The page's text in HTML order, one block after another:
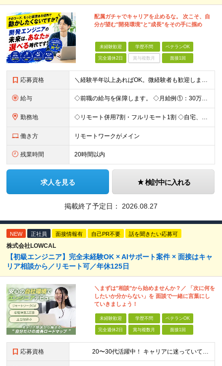
配属ガチャでキャリアを止めるな。 次こそ、自
分が望む"開発環境"と"成長"をその手に掴め
未経験歓迎 学歴不問 ベテランOK
完全週休2日 賞与複数月 面接1回
応募資格 ＼経験半年以上あればOK。微経験者も歓迎します！／ ■何かしらの開発経験がある方（言語・領域・工程不問） ■学歴不問・第二新卒歓迎 ■社会人歴10年以上の方も歓迎 ＼経験が浅い方もぜひご応募を！／
給与 ◇前職の給与を保障します。 ◇月給例①：30万～ ※経験1年程度を目安 ◇月給例②：41万～ ※経験3年程度を目安 ※試用期間6か月（給与・待遇の変動はありません。） ＼昇給について／ 案件単価の
勤務地 ◇リモート併用7割・フルリモート1割 ◇自宅、または案件先（東京23区がメイン・埼玉・神奈川・千葉・愛知県にもあり） ＼管理がなく自由な環境／ 日報はもちろん、帰社日の強制も一切なし！ 自分らしく働
働き方 リモートワークがメイン
残業時間 20時間以内
求人を見る 検討中に入れる
掲載終了予定日： 2026.08.27
NEW 正社員 面接情報有 自己PR不要 話を聞きたい応募可
株式会社LOWCAL
【初級エンジニア】完全未経験OK × AIサポート案件 × 面接はキャ
リア相談から／リモート可／年休125日
＼まずは"相談"から始めませんか？／ 「次に何を
したいか分からない」を 面談で一緒に言葉にし
ていきましょう！
未経験歓迎 学歴不問 ベテランOK
完全週休2日 賞与複数月 面接1回
応募資格 20〜30代活躍中！ キャリアに迷っていても大丈夫。 ＼まずは相談から始めませんか？／ 【学歴不問／職種未経験歓迎／職務経歴一切不問！】 《 こんな方にオススメです！ 》 ◇パソコンやIT